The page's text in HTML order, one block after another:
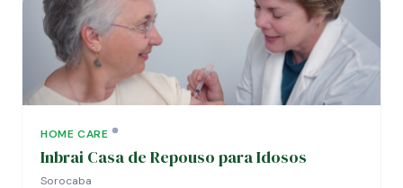
HOME CARE
Inbrai Casa de Repouso para Idosos
Sorocaba